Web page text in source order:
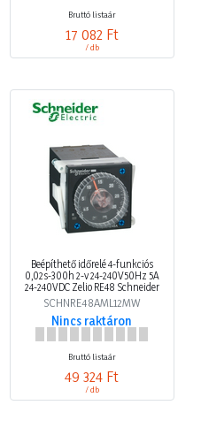
Bruttó listaár
17 082 Ft
/ db
Beépíthető időrelé 4-funkciós
0,02s-300h 2-v 24-240V50Hz 5A
24-240VDC Zelio RE48 Schneider
SCHNRE48AML12MW
Nincs raktáron
Bruttó listaár
49 324 Ft
/ db